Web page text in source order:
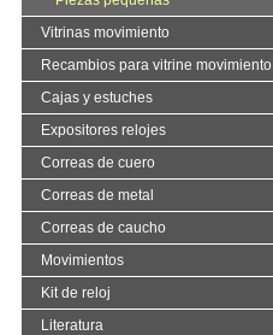
Vitrinas movimiento
Recambios para vitrine movimiento
Cajas y estuches
Expositores relojes
Correas de cuero
Correas de metal
Correas de caucho
Movimientos
Kit de reloj
Literatura